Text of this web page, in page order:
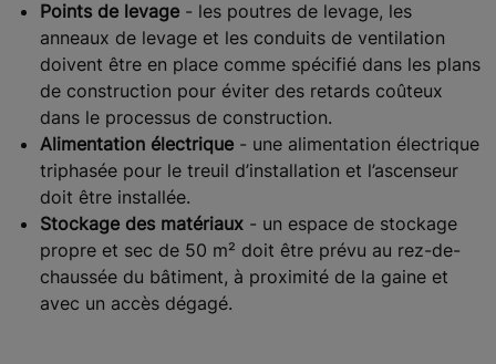
Points de levage - les poutres de levage, les
anneaux de levage et les conduits de ventilation
doivent être en place comme spécifié dans les plans
de construction pour éviter des retards coûteux
dans le processus de construction.
Alimentation électrique - une alimentation électrique
triphasée pour le treuil d’installation et l’ascenseur
doit être installée.
Stockage des matériaux - un espace de stockage
propre et sec de 50 m² doit être prévu au rez-de-
chaussée du bâtiment, à proximité de la gaine et
avec un accès dégagé.